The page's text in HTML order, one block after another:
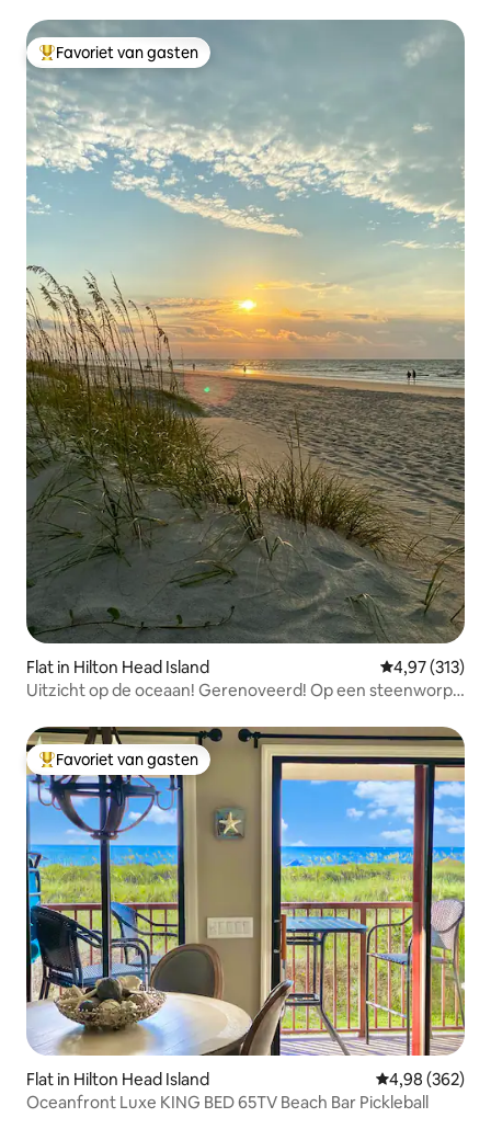
Topfavoriet van gasten
Favoriet van gasten
Flat in Hilton Head Island Gemiddelde
4,97 (313)
Uitzicht op de oceaan! Gerenoveerd! Op een steenworp
Topfavoriet van gasten
Favoriet van gasten
Flat in Hilton Head Island Gemiddelde
4,98 (362)
Oceanfront Luxe KING BED 65TV Beach Bar Pickleball